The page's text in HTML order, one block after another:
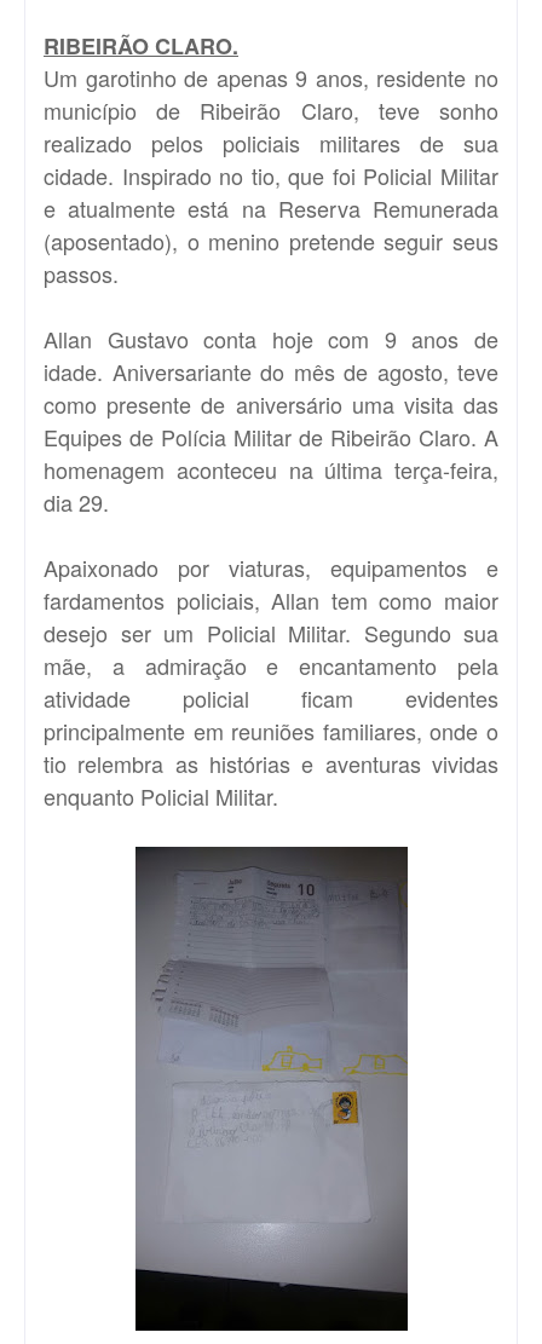
RIBEIRÃO CLARO.
Um garotinho de apenas 9 anos, residente no
município de Ribeirão Claro, teve sonho
realizado pelos policiais militares de sua
cidade. Inspirado no tio, que foi Policial Militar
e atualmente está na Reserva Remunerada
(aposentado), o menino pretende seguir seus
passos.
Allan Gustavo conta hoje com 9 anos de
idade. Aniversariante do mês de agosto, teve
como presente de aniversário uma visita das
Equipes de Polícia Militar de Ribeirão Claro. A
homenagem aconteceu na última terça-feira,
dia 29.
Apaixonado por viaturas, equipamentos e
fardamentos policiais, Allan tem como maior
desejo ser um Policial Militar. Segundo sua
mãe, a admiração e encantamento pela
atividade policial ficam evidentes
principalmente em reuniões familiares, onde o
tio relembra as histórias e aventuras vividas
enquanto Policial Militar.